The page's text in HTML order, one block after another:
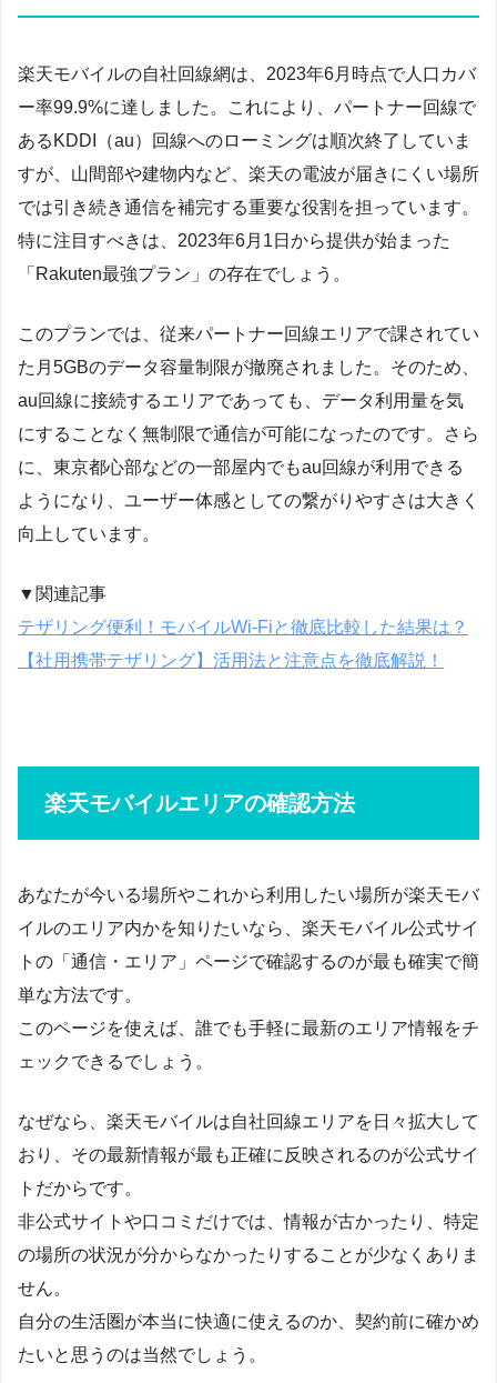
楽天モバイルの自社回線網は、2023年6月時点で人口カバ
ー率99.9%に達しました。これにより、パートナー回線で
あるKDDI（au）回線へのローミングは順次終了していま
すが、山間部や建物内など、楽天の電波が届きにくい場所
では引き続き通信を補完する重要な役割を担っています。
特に注目すべきは、2023年6月1日から提供が始まった
「Rakuten最強プラン」の存在でしょう。
このプランでは、従来パートナー回線エリアで課されてい
た月5GBのデータ容量制限が撤廃されました。そのため、
au回線に接続するエリアであっても、データ利用量を気
にすることなく無制限で通信が可能になったのです。さら
に、東京都心部などの一部屋内でもau回線が利用できる
ようになり、ユーザー体感としての繋がりやすさは大きく
向上しています。
▼関連記事
テザリング便利！モバイルWi-Fiと徹底比較した結果は？
【社用携帯テザリング】活用法と注意点を徹底解説！
楽天モバイルエリアの確認方法
あなたが今いる場所やこれから利用したい場所が楽天モバ
イルのエリア内かを知りたいなら、楽天モバイル公式サイ
トの「通信・エリア」ページで確認するのが最も確実で簡
単な方法です。
このページを使えば、誰でも手軽に最新のエリア情報をチ
ェックできるでしょう。
なぜなら、楽天モバイルは自社回線エリアを日々拡大して
おり、その最新情報が最も正確に反映されるのが公式サイ
トだからです。
非公式サイトや口コミだけでは、情報が古かったり、特定
の場所の状況が分からなかったりすることが少なくありま
せん。
自分の生活圏が本当に快適に使えるのか、契約前に確かめ
たいと思うのは当然でしょう。